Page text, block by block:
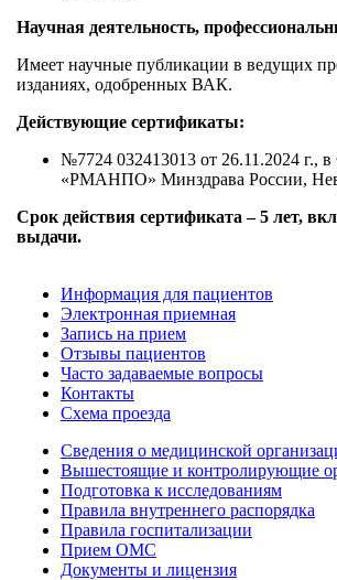
Научная деятельность,
Имеет научные публикации в ведущих
изданиях, одобренных ВАК.
Действующие сертификаты:
№7724 032413013 от 26.11.2024
«РМАНПО» Минздрава России,
Срок действия сертификата – 5 лет,
выдачи.
Информация для пациентов
Электронная приемная
Запись на прием
Отзывы пациентов
Часто задаваемые вопросы
Контакты
Схема проезда
Сведения о медицинской
Вышестоящие и контролирующие
Подготовка к исследованиям
Правила внутреннего распорядка
Правила госпитализации
Прием ОМС
Документы и лицензия